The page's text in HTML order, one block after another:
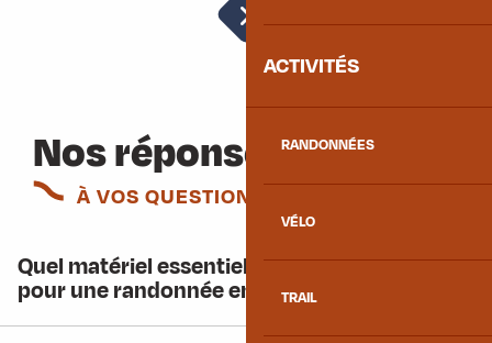
ACTIVITÉS
RANDONNÉES
VÉLO
TRAIL
Tour du Grand Arc
Nos réponses
À VOS QUESTIONS
Quel matériel essentiel à avoir quand on part
pour une randonnée en itinérance ?